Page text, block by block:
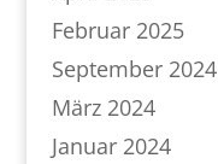
Februar 2025
September 2024
März 2024
Januar 2024